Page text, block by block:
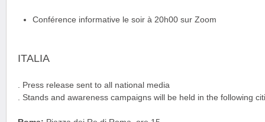
Conférence informative le soir à 20h00 sur Zoom
ITALIA
. Press release sent to all national media
. Stands and awareness campaigns will be held in the following